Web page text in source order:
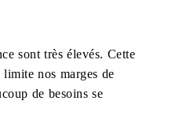
sont très élevés. Cette
limite nos marges de
de besoins se